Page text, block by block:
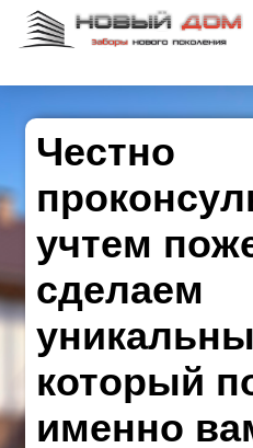
Честно
учтем
сделаем
который
именно